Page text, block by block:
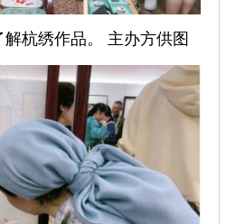
杭绣作品。 主办方供图